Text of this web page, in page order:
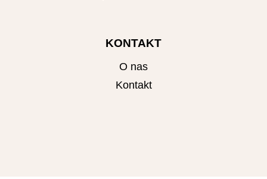
KONTAKT
O nas
Kontakt